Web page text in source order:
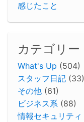
感じたこと
カテゴリー
What's Up (504)
スタッフ日記 (33)
その他 (61)
ビジネス系 (88)
情報セキュリティ